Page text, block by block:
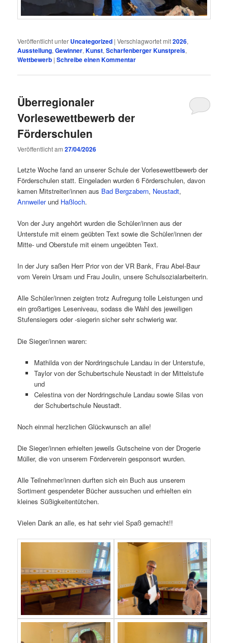
Veröffentlicht unter Uncategorized |Verschlagwortet mit2026,
Ausstellung,Gewinner,Kunst,Scharfenberger Kunstpreis,
Wettbewerb |Schreibe einen Kommentar
Überregionaler
Vorlesewettbewerb der
Förderschulen
Veröffentlicht am27/04/2026
Letzte Woche fand an unserer Schule der Vorlesewettbewerb der
Förderschulen statt. Eingeladen wurden 6 Förderschulen, davon
kamen Mitstreiter/innen aus Bad Bergzabern, Neustadt,
Annweilerund Haßloch.
Von der Jury angehört wurden die Schüler/innen aus der
Unterstufe mit einem geübten Text sowie die Schüler/innen der
Mitte- und Oberstufe mit einem ungeübten Text.
In der Jury saßen Herr Prior von der VR Bank, Frau Abel-Baur
vom Verein Ursam und Frau Joulin, unsere Schulsozialarbeiterin.
Alle Schüler/innen zeigten trotz Aufregung tolle Leistungen und
ein großartiges Leseniveau, sodass die Wahl des jeweiligen
Stufensiegers oder -siegerin sicher sehr schwierig war.
Die Sieger/innen waren:
Mathilda von der Nordringschule Landau in der Unterstufe,
Taylor von der Schubertschule Neustadt in der Mittelstufe
und
Celestina von der Nordringschule Landau sowie Silas von
der Schubertschule Neustadt.
Noch einmal herzlichen Glückwunsch an alle!
Die Sieger/innen erhielten jeweils Gutscheine von der Drogerie
Müller, die von unserem Förderverein gesponsort wurden.
Alle Teilnehmer/innen durften sich ein Buch aus unserem
Sortiment gespendeter Bücher aussuchen und erhielten ein
kleines Süßigkeitentütchen.
Vielen Dank an alle, es hat sehr viel Spaß gemacht!!